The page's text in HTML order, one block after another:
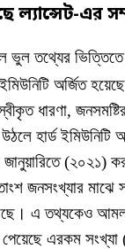
ল্যান্সেট-এর
ভুল তথ্যের ভিত্তিতে
ইমিউনিটি অর্জিত
ধারণা,
হার্ড ইমিউনিটি
(২০২১)
জনসংখ্যার
আছে। এ তথ্যকেও
এরকম